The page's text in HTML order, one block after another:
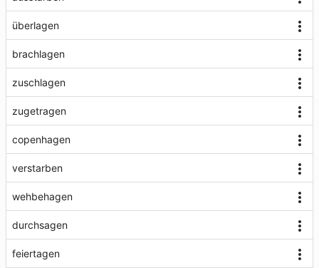
überlagen
brachlagen
zuschlagen
zugetragen
copenhagen
verstarben
wehbehagen
durchsagen
feiertagen